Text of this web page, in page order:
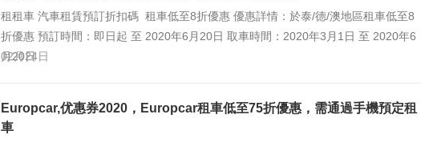
租租車 汽車租賃預訂折扣碼 租車低至8折優惠 優惠詳情：於泰/德/澳地區租車低至8
折優惠 預訂時間：即日起 至 2020年6月20日 取車時間：2020年3月1日 至 2020年6
月20日
02月24日
Europcar,优惠券2020，Europcar租車低至75折優惠，需通過手機預定租
車